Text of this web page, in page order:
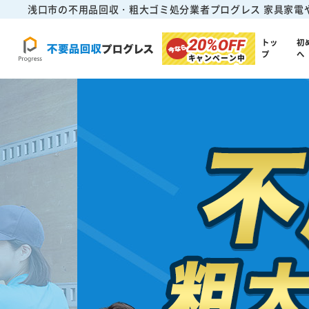
浅口市の不用品回収・粗大ゴミ処分業者プログレス 家具家電
20%OFF
キャンペーン中
トッ
プ
初
へ